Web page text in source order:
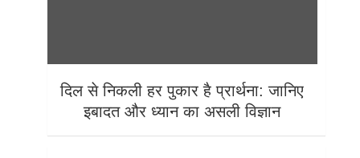
दिल से निकली हर पुकार है प्रार्थना: जानिए
इबादत और ध्यान का असली विज्ञान